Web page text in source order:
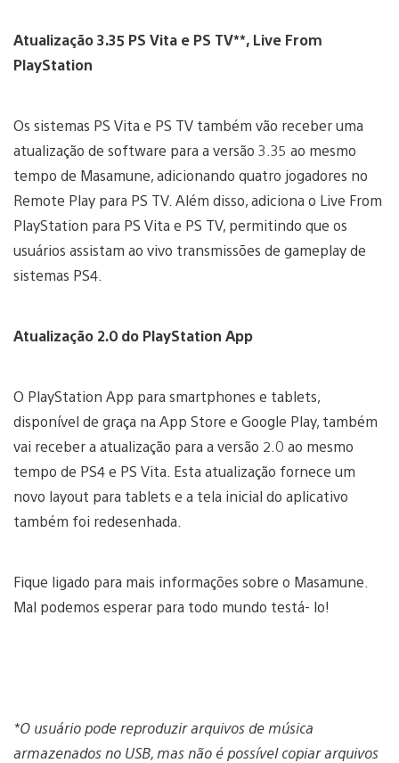
Atualização 3.35 PS Vita e PS TV**, Live From
PlayStation
Os sistemas PS Vita e PS TV também vão receber uma
atualização de software para a versão 3.35 ao mesmo
tempo de Masamune, adicionando quatro jogadores no
Remote Play para PS TV. Além disso, adiciona o Live From
PlayStation para PS Vita e PS TV, permitindo que os
usuários assistam ao vivo transmissões de gameplay de
sistemas PS4.
Atualização 2.0 do PlayStation App
O PlayStation App para smartphones e tablets,
disponível de graça na App Store e Google Play, também
vai receber a atualização para a versão 2.0 ao mesmo
tempo de PS4 e PS Vita. Esta atualização fornece um
novo layout para tablets e a tela inicial do aplicativo
também foi redesenhada.
Fique ligado para mais informações sobre o Masamune.
Mal podemos esperar para todo mundo testá- lo!
*O usuário pode reproduzir arquivos de música
armazenados no USB, mas não é possível copiar arquivos